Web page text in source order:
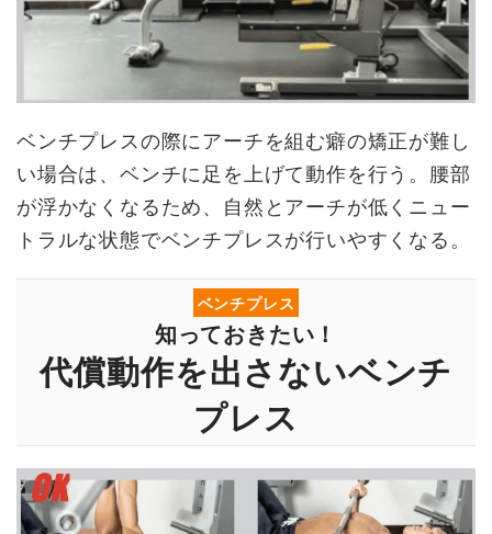
ベンチプレスの際にアーチを組む癖の矯正が難し
い場合は、ベンチに足を上げて動作を行う。腰部
が浮かなくなるため、自然とアーチが低くニュー
トラルな状態でベンチプレスが行いやすくなる。
ベンチプレス
知っておきたい！
代償動作を出さないベンチ
プレス